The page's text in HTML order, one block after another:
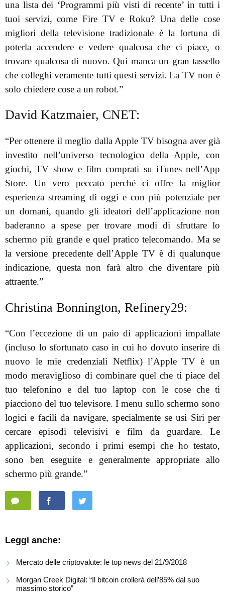
una lista dei ‘Programmi più visti di recente’ in tutti i
tuoi servizi, come Fire TV e Roku? Una delle cose
migliori della televisione tradizionale è la fortuna di
poterla accendere e vedere qualcosa che ci piace, o
trovare qualcosa di nuovo. Qui manca un gran tassello
che colleghi veramente tutti questi servizi. La TV non è
solo chiedere cose a un robot.”
David Katzmaier, CNET:
“Per ottenere il meglio dalla Apple TV bisogna aver già
investito nell’universo tecnologico della Apple, con
giochi, TV show e film comprati su iTunes nell’App
Store. Un vero peccato perché ci offre la miglior
esperienza streaming di oggi e con più potenziale per
un domani, quando gli ideatori dell’applicazione non
baderanno a spese per trovare modi di sfruttare lo
schermo più grande e quel pratico telecomando. Ma se
la versione precedente dell’Apple TV è di qualunque
indicazione, questa non farà altro che diventare più
attraente.”
Christina Bonnington, Refinery29:
“Con l’eccezione di un paio di applicazioni impallate
(incluso lo sfortunato caso in cui ho dovuto inserire di
nuovo le mie credenziali Netflix) l’Apple TV è un
modo meraviglioso di combinare quel che ti piace del
tuo telefonino e del tuo laptop con le cose che ti
piacciono del tuo televisore. I menu sullo schermo sono
logici e facili da navigare, specialmente se usi Siri per
cercare episodi televisivi e film da guardare. Le
applicazioni, secondo i primi esempi che ho testato,
sono ben eseguite e generalmente appropriate allo
schermo più grande.”
Leggi anche:
Mercato delle criptovalute: le top news del 21/9/2018
Morgan Creek Digital: “Il bitcoin crollerà dell’85% dal suo
massimo storico”